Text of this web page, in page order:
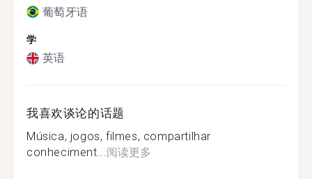
葡萄牙语
学
英语
我喜欢谈论的话题
Música, jogos, filmes, compartilhar
conheciment...阅读更多